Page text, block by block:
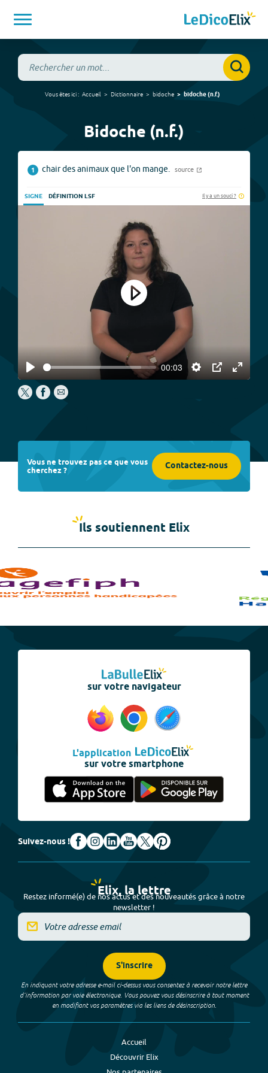
Vous êtes ici : Accueil Dictionnaire bidoche bidoche(n.f.)
Bidoche (n.f.)
1 chair des animaux que l'on mange. source
SIGNE DÉFINITION LSF Il y a un souci ?
Play
00:03
Settings
PIP
Enter
Play
Vous ne trouvez pas ce que vous
cherchez ? Contactez-nous
Ils soutiennent Elix
sur votre navigateur
L'application
sur votre smartphone
Suivez-nous !
Elix, la lettre
Restez informé(e) de nos actus et des nouveautés grâce à notre
newsletter !
S'inscrire
En indiquant votre adresse e-mail ci-dessus vous consentez à recevoir notre lettre
d’information par voie électronique. Vous pouvez vous désinscrire à tout moment
en modifiant vos paramètres via les liens de désinscription.
Accueil
Découvrir Elix